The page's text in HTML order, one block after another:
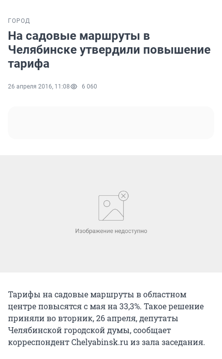
ГОРОД
На садовые маршруты в
Челябинске утвердили повышение
тарифа
26 апреля 2016, 11:08 6 060
Тарифы на садовые маршруты в областном
центре повысятся с мая на 33,3%. Такое решение
приняли во вторник, 26 апреля, депутаты
Челябинской городской думы, сообщает
корреспондент Chelyabinsk.ru из зала заседания.